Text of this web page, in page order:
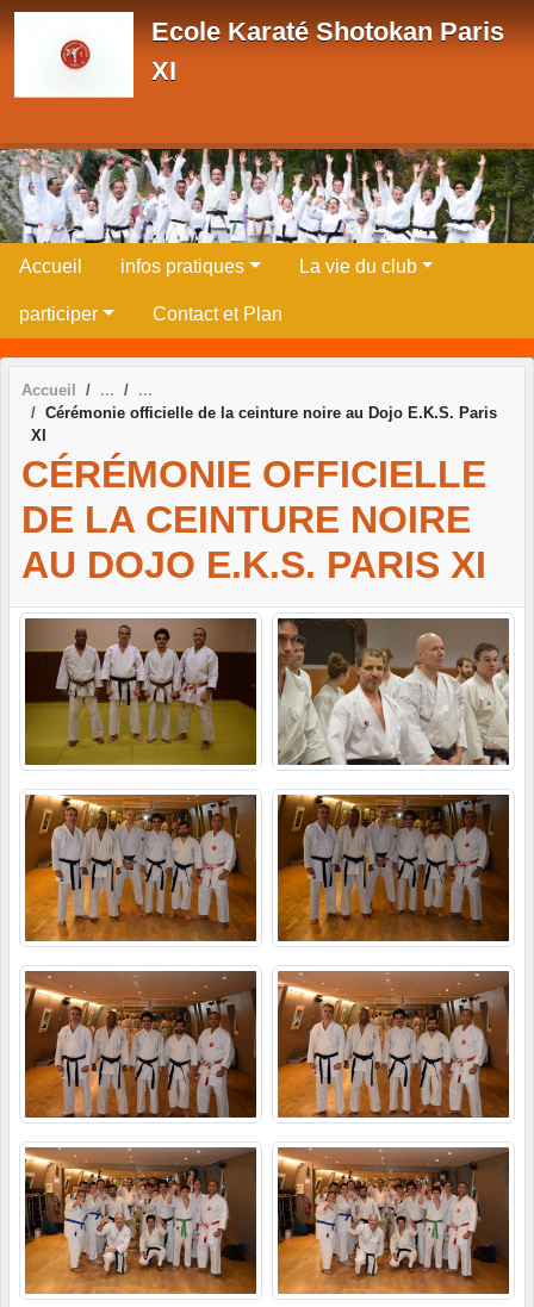
Ecole Karaté Shotokan Paris
XI
Accueil infos pratiques La vie du club
participer Contact et Plan
Accueil
Cérémonie officielle de la ceinture noire au Dojo E.K.S. Paris
XI
CÉRÉMONIE OFFICIELLE
DE LA CEINTURE NOIRE
AU DOJO E.K.S. PARIS XI
Panneau de gestion des cookies